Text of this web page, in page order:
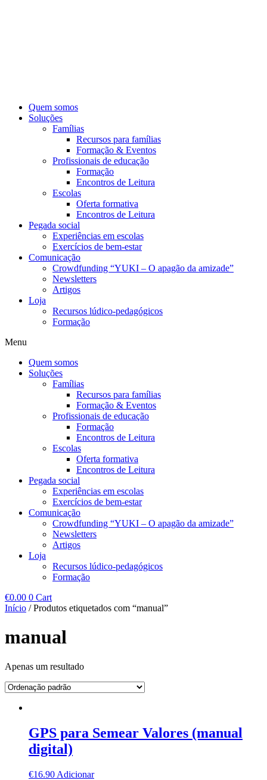
Quem somos
Soluções
Famílias
Recursos para famílias
Formação & Eventos
Profissionais de educação
Formação
Encontros de Leitura
Escolas
Oferta formativa
Encontros de Leitura
Pegada social
Experiências em escolas
Exercícios de bem-estar
Comunicação
Crowdfunding “YUKI – O apagão da amizade”
Newsletters
Artigos
Loja
Recursos lúdico-pedagógicos
Formação
Menu
Quem somos
Soluções
Famílias
Recursos para famílias
Formação & Eventos
Profissionais de educação
Formação
Encontros de Leitura
Escolas
Oferta formativa
Encontros de Leitura
Pegada social
Experiências em escolas
Exercícios de bem-estar
Comunicação
Crowdfunding “YUKI – O apagão da amizade”
Newsletters
Artigos
Loja
Recursos lúdico-pedagógicos
Formação
€0.00 0 Cart
Início / Produtos etiquetados com “manual”
manual
Apenas um resultado
GPS para Semear Valores (manual
digital)
€16.90 Adicionar